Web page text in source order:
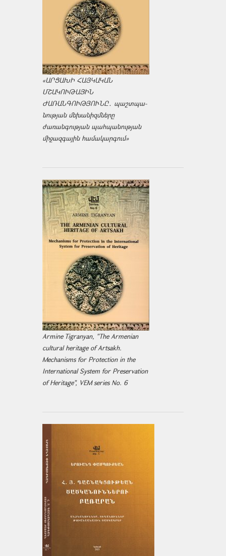
«ԱՐՑԱԽԻ ՀԱՅԿԱԿԱՆ
ՄՇԱԿՈՒԹԱՅԻՆ
ԺԱՌԱՆԳՈՒԹՅՈՒՆԸ․ պաշտպա­
նության մեխանիզմները
ժառանգության պահպանության
միջազ­գային համակարգում»
Armine Tigranyan, "The Armenian
cultural heritage of Artsakh.
Mechanisms for Protection in the
International System for Preservation
of Heritage", VEM series No. 6